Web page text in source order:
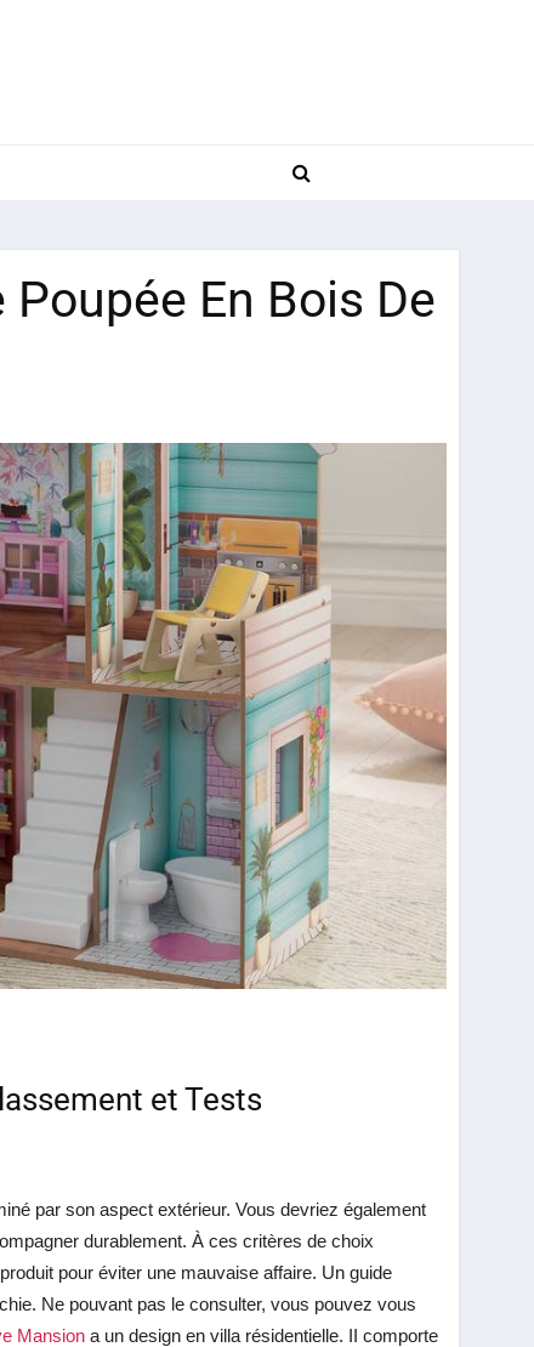
En Bois De
et Tests
par son aspect extérieur. Vous devriez également
durablement. À ces critères de choix
pour éviter une mauvaise affaire. Un guide
Ne pouvant pas le consulter, vous pouvez vous
Mansion a un design en villa résidentielle. II comporte